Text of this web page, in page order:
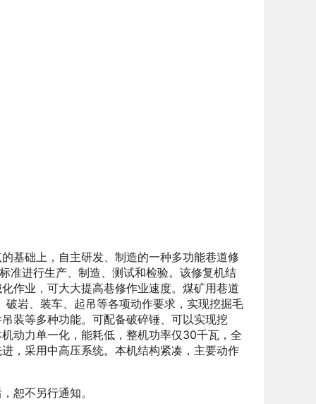
基础上，自主研发、制造的一种多功能巷道修
准进行生产、制造、测试和检验。该修复机结
作业，可大大提高巷修作业速度。煤矿用巷道
岩、装车、起吊等各项动作要求，实现挖掘毛
装等多种功能。可配备破碎锤、可以实现挖
动力单一化，能耗低，整机功率仅30千瓦，全
，采用中高压系统。本机结构紧凑，主要动作
恕不另行通知。